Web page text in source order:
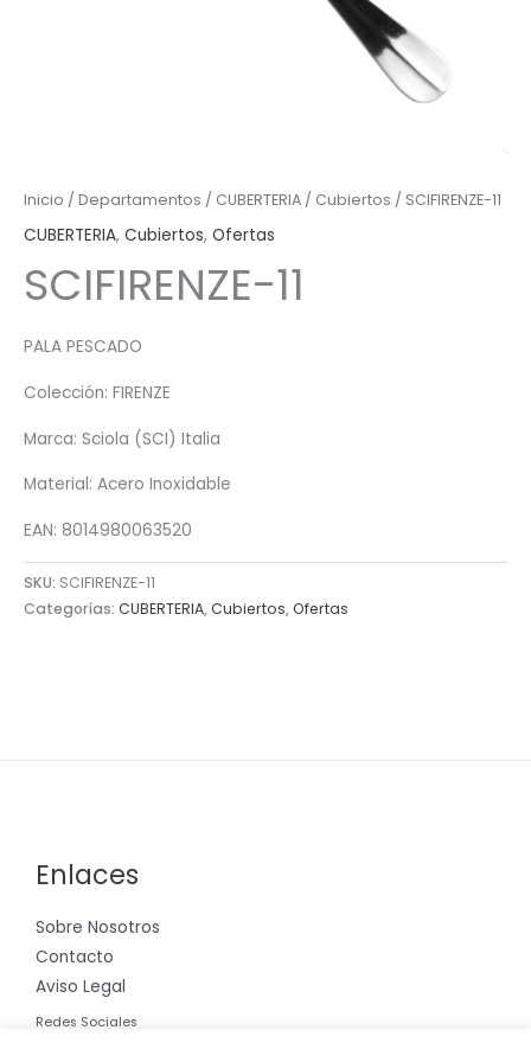
Inicio / Departamentos / CUBERTERIA / Cubiertos / SCIFIRENZE-11
CUBERTERIA, Cubiertos, Ofertas
SCIFIRENZE-11
PALA PESCADO
Colección: FIRENZE
Marca: Sciola (SCI) Italia
Material: Acero Inoxidable
EAN: 8014980063520
SKU: SCIFIRENZE-11
Categorías: CUBERTERIA,Cubiertos,Ofertas
Enlaces
Sobre Nosotros
Contacto
Aviso Legal
Redes Sociales